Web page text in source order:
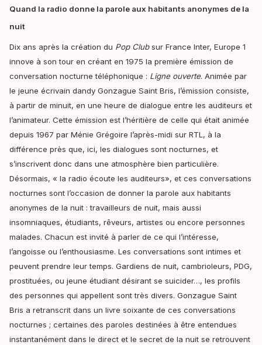
Quand la radio donne la parole aux habitants anonymes de la
nuit
Dix ans après la création du Pop Clubsur France Inter, Europe 1
innove à son tour en créant en 1975 la première émission de
conversation nocturne téléphonique : Ligne ouverte. Animée par
le jeune écrivain dandy Gonzague Saint Bris, l’émission consiste,
à partir de minuit, en une heure de dialogue entre les auditeurs et
l’animateur. Cette émission est l’héritière de celle qui était animée
depuis 1967 par Ménie Grégoire l’après-midi sur RTL, à la
différence près que, ici, les dialogues sont nocturnes, et
s’inscrivent donc dans une atmosphère bien particulière.
Désormais, « la radio écoute les auditeurs», et ces conversations
nocturnes sont l’occasion de donner la parole aux habitants
anonymes de la nuit : travailleurs de nuit, mais aussi
insomniaques, étudiants, rêveurs, artistes ou encore personnes
malades. Chacun est invité à parler de ce qui l’intéresse,
l’angoisse ou l’enthousiasme. Les conversations sont intimes et
peuvent prendre leur temps. Gardiens de nuit, cambrioleurs, PDG,
prostituées, ou jeune étudiant désirant se suicider…, les profils
des personnes qui appellent sont très divers. Gonzague Saint
Bris a retranscrit dans un livre soixante de ces conversations
nocturnes ; certaines des paroles destinées à être entendues
instantanément dans le direct et le secret de la nuit se retrouvent